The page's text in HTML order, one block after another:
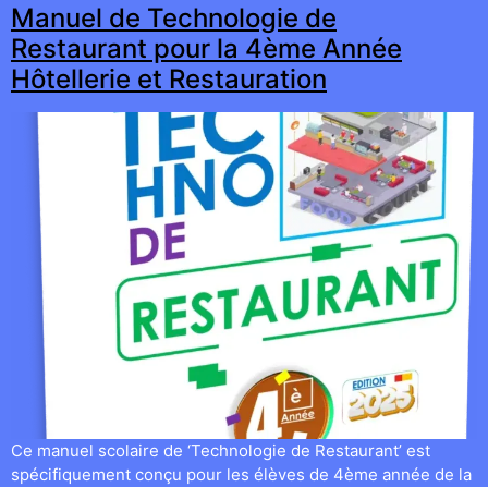
Manuel de Technologie de
Restaurant pour la 4ème Année
Hôtellerie et Restauration
Ce manuel scolaire de ‘Technologie de Restaurant’ est
spécifiquement conçu pour les élèves de 4ème année de la